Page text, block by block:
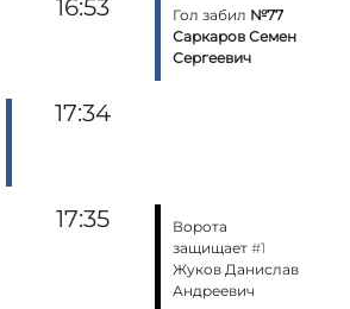
16:53 Гол забил №77
Саркаров Семен
Сергеевич
17:34
17:35
Ворота
защищает #1
Жуков Данислав
Андреевич